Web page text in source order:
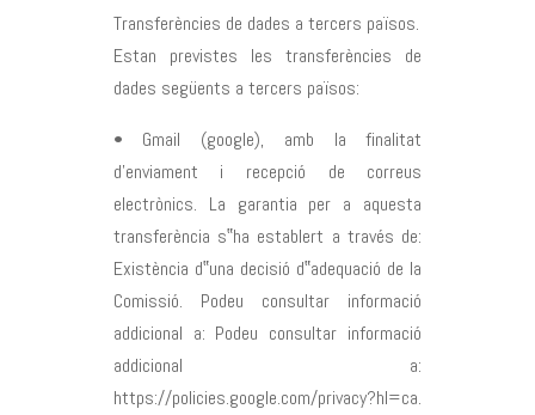
Transferències de dades a tercers països.
Estan previstes les transferències de
dades següents a tercers països:
• Gmail (google), amb la finalitat
d’enviament i recepció de correus
electrònics. La garantia per a aquesta
transferència s‟ha establert a través de:
Existència d‟una decisió d‟adequació de la
Comissió. Podeu consultar informació
addicional a: Podeu consultar informació
addicional a:
https://policies.google.com/privacy?hl=ca.